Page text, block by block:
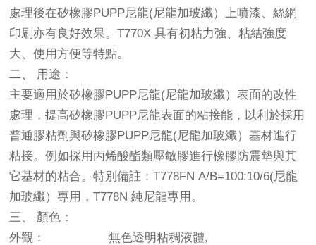
處理後在矽橡膠PUPP尼龍(尼龍加玻纖）上噴漆、絲網
印刷亦有良好效果。T770X 具有初粘力強、粘結強度
大、使用方便等特點。
二、 用途：
主要適用於矽橡膠PUPP尼龍(尼龍加玻纖）表面的改性
處理，提高矽橡膠PUPP尼龍表面的粘接能，以利於採用
普通膠粘劑與矽橡膠PUPP尼龍(尼龍加玻纖）基材進行
粘接。例如採用丙烯酸酯類壓敏膠進行橡膠防震墊與其
它基材的粘合。特別備註：T778FN A/B=100:10/6(尼龍
加玻纖）專用，T778N 純尼龍專用。
三、 顏色：
外觀： 無色透明粘稠液體,